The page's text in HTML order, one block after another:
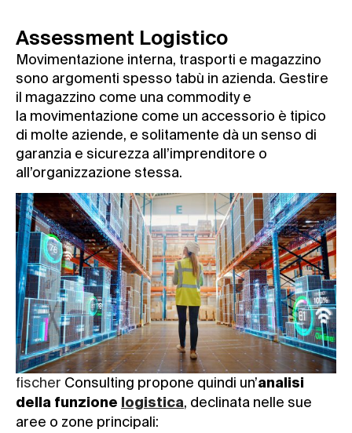
Assessment Logistico
Movimentazione interna, trasporti e magazzino
sono argomenti spesso tabù in azienda. Gestire
il magazzino come una commodity e
la movimentazione come un accessorio è tipico
di molte aziende, e solitamente dà un senso di
garanzia e sicurezza all’imprenditore o
all’organizzazione stessa.
fischer Consulting propone quindi un’analisi
della funzione logistica, declinata nelle sue
aree o zone principali: